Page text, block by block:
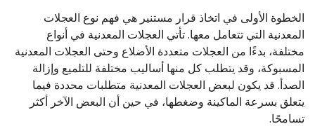
الخطوة الأولى في اتخاذ قرار مستنير هي فهم نوع العجلات
المعدنية التي تتعامل معها. تأتي العجلات المعدنية في أنواع
مختلفة، بدءًا من العجلات متعددة الأضلاع وحتى العجلات المعدنية
المسبوكة، وقد يتطلب كل منها أساليب مختلفة للتلميع وإزالة
الصدأ. قد يكون لبعض العجلات المعدنية متطلبات محددة فيما
يتعلق بسرعة الماكينة وضغطها، في حين أن البعض الآخر أكثر
تسامحًا.